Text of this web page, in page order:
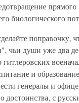
биологического
поправочку,
чьи души уже два
и
генералы и
достоинства, с